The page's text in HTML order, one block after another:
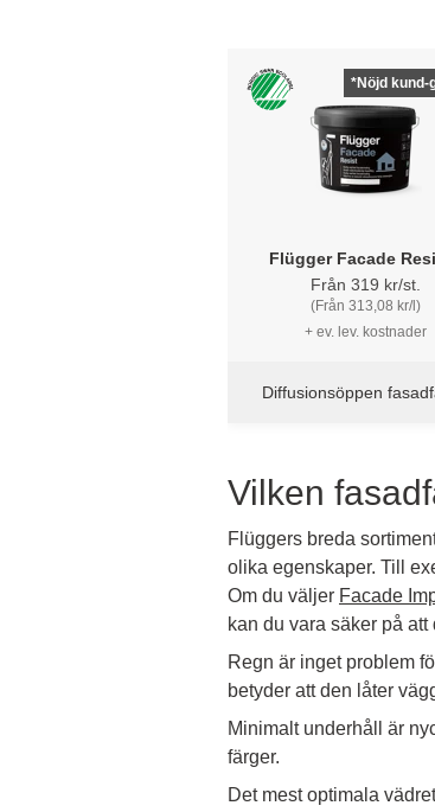
*Nöjd kund-
Flügger Facade
Fasadfärg
Från 319 kr/st.
(Från 313,08 kr/l)
+ ev. lev. kostnader
Diffusionsöppen
Vilken
Flüggers breda
olika egenskaper. Till
Om du väljer Facade
kan du vara säker på
Regn är inget problem
betyder att den låter
Minimalt underhåll är
färger.
Det mest optimala